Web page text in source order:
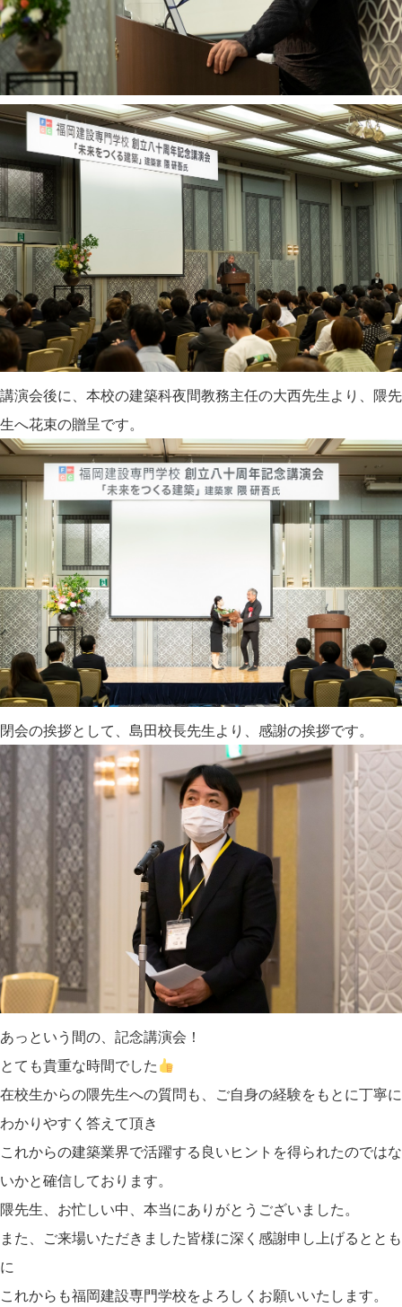
講演会後に、本校の建築科夜間教務主任の大西先生より、隈先
生へ花束の贈呈です。
閉会の挨拶として、島田校長先生より、感謝の挨拶です。
あっという間の、記念講演会！
とても貴重な時間でした
在校生からの隈先生への質問も、ご自身の経験をもとに丁寧に
わかりやすく答えて頂き
これからの建築業界で活躍する良いヒントを得られたのではな
いかと確信しております。
隈先生、お忙しい中、本当にありがとうございました。
また、ご来場いただきました皆様に深く感謝申し上げるととも
に
これからも福岡建設専門学校をよろしくお願いいたします。